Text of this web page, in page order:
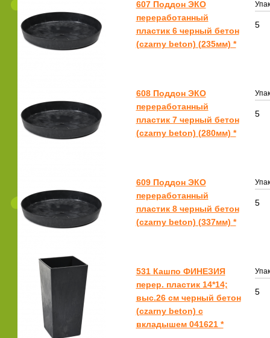
607 Поддон ЭКО
переработанный
пластик 6 черный бетон
(czarny beton) (235мм) *
5
608 Поддон ЭКО
переработанный
пластик 7 черный бетон
(czarny beton) (280мм) *
5
609 Поддон ЭКО
переработанный
пластик 8 черный бетон
(czarny beton) (337мм) *
5
531 Кашпо ФИНЕЗИЯ
перер. пластик 14*14;
выс.26 см черный бетон
(czarny beton) с
вкладышем 041621 *
5